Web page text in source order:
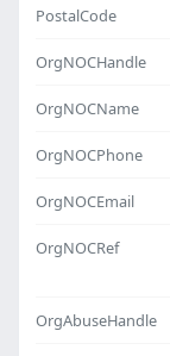
PostalCode
OrgNOCHandle
OrgNOCName
OrgNOCPhone
OrgNOCEmail
OrgNOCRef
OrgAbuseHandle